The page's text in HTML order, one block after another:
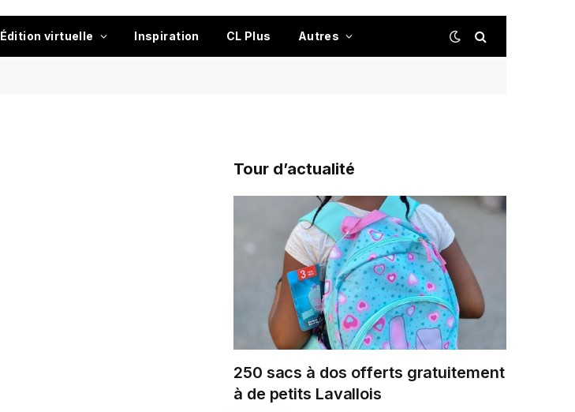
Édition virtuelle Inspiration CL Plus Autres
Tour d’actualité
250 sacs à dos offerts gratuitement
à de petits Lavallois